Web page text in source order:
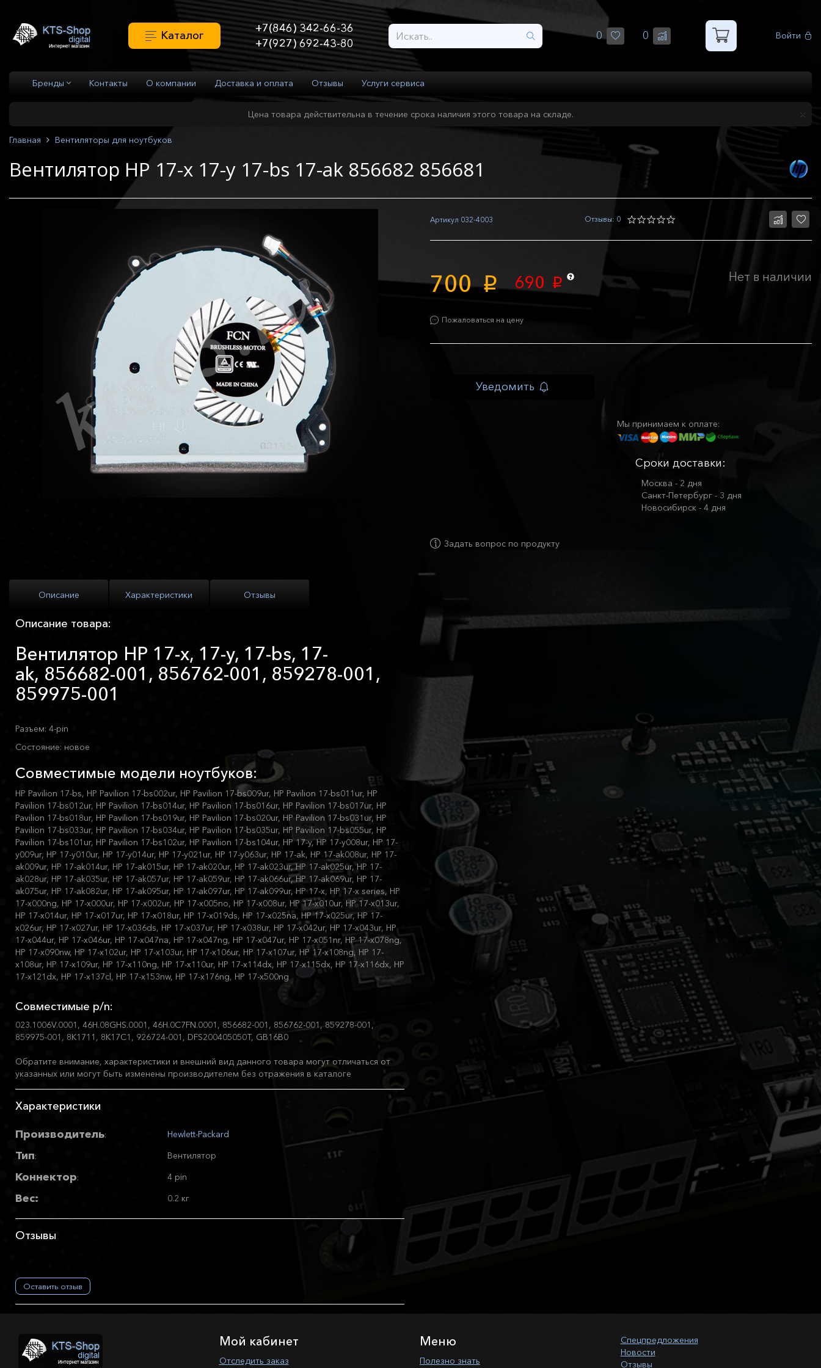
Каталог
+7(846) 342-66-36
+7(927) 692-43-80
0 0 Войти
Бренды Контакты О компании Доставка и оплата Отзывы Услуги сервиса
Цена товара действительна в течение срока наличия этого товара на складе.
Главная Вентиляторы для ноутбуков
Вентилятор HP 17-x 17-y 17-bs 17-ak 856682 856681
Артикул 032-4003 Отзывы: 0
700 p 690 p
Пожаловаться на цену
Нет в наличии
Уведомить
Мы принимаем к оплате:
Сроки доставки:
Москва - 2 дня
Санкт-Петербург - 3 дня
Новосибирск - 4 дня
Задать вопрос по продукту
Описание Характеристики Отзывы
Описание товара:
Вентилятор HP 17-x, 17-y, 17-bs, 17-
ak, 856682-001, 856762-001, 859278-001,
859975-001
Разъем: 4-pin
Состояние: новое
Совместимые модели ноутбуков:
HP Pavilion 17-bs, HP Pavilion 17-bs002ur, HP Pavilion 17-bs009ur, HP Pavilion 17-bs011ur, HP
Pavilion 17-bs012ur, HP Pavilion 17-bs014ur, HP Pavilion 17-bs016ur, HP Pavilion 17-bs017ur, HP
Pavilion 17-bs018ur, HP Pavilion 17-bs019ur, HP Pavilion 17-bs020ur, HP Pavilion 17-bs031ur, HP
Pavilion 17-bs033ur, HP Pavilion 17-bs034ur, HP Pavilion 17-bs035ur, HP Pavilion 17-bs055ur, HP
Pavilion 17-bs101ur, HP Pavilion 17-bs102ur, HP Pavilion 17-bs104ur, HP 17-y, HP 17-y008ur, HP 17-
y009ur, HP 17-y010ur, HP 17-y014ur, HP 17-y021ur, HP 17-y063ur, HP 17-ak, HP 17-ak008ur, HP 17-
ak009ur, HP 17-ak014ur, HP 17-ak015ur, HP 17-ak020ur, HP 17-ak023ur, HP 17-ak025ur, HP 17-
ak028ur, HP 17-ak035ur, HP 17-ak057ur, HP 17-ak059ur, HP 17-ak066ur, HP 17-ak069ur, HP 17-
ak075ur, HP 17-ak082ur, HP 17-ak095ur, HP 17-ak097ur, HP 17-ak099ur, HP 17-x, HP 17-x series, HP
17-x000ng, HP 17-x000ur, HP 17-x002ur, HP 17-x005no, HP 17-x008ur, HP 17-x010ur, HP 17-x013ur,
HP 17-x014ur, HP 17-x017ur, HP 17-x018ur, HP 17-x019ds, HP 17-x025na, HP 17-x025ur, HP 17-
x026ur, HP 17-x027ur, HP 17-x036ds, HP 17-x037ur, HP 17-x038ur, HP 17-x042ur, HP 17-x043ur, HP
17-x044ur, HP 17-x046ur, HP 17-x047na, HP 17-x047ng, HP 17-x047ur, HP 17-x051nr, HP 17-x078ng,
HP 17-x090nw, HP 17-x102ur, HP 17-x103ur, HP 17-x106ur, HP 17-x107ur, HP 17-x108ng, HP 17-
x108ur, HP 17-x109ur, HP 17-x110ng, HP 17-x110ur, HP 17-x114dx, HP 17-x115dx, HP 17-x116dx, HP
17-x121dx, HP 17-x137cl, HP 17-x153nw, HP 17-x176ng, HP 17-x500ng
Совместимые p/n:
023.1006V.0001, 46H.08GHS.0001, 46H.0C7FN.0001, 856682-001, 856762-001, 859278-001,
859975-001, 8K1711, 8K17C1, 926724-001, DFS200405050T, GB16B0
Обратите внимание, характеристики и внешний вид данного товара могут отличаться от
указанных или могут быть изменены производителем без отражения в каталоге
Характеристики
Производитель: Hewlett-Packard
Тип: Вентилятор
Коннектор: 4 pin
Вес: 0.2 кг
Отзывы
Оставить отзыв
Мой кабинет
Отследить заказ
Меню
Полезно знать
Спецпредложения
Новости
Отзывы